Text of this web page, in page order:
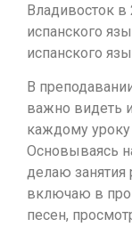
Владивосток в
испанского
испанского
В
важно видеть
каждому
Основываясь
делаю занятия
включаю в
песен,